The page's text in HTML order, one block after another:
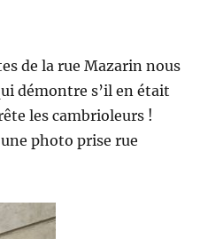
de la rue Mazarin nous
démontre s’il en était
les cambrioleurs !
photo prise rue